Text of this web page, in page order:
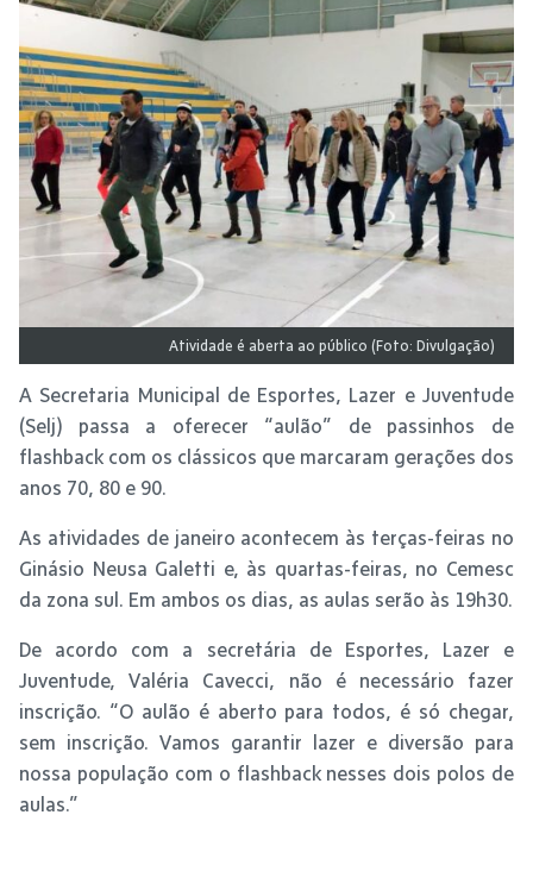
Atividade é aberta ao público (Foto: Divulgação)
A Secretaria Municipal de Esportes, Lazer e Juventude
(Selj) passa a oferecer “aulão” de passinhos de
flashback com os clássicos que marcaram gerações dos
anos 70, 80 e 90.
As atividades de janeiro acontecem às terças-feiras no
Ginásio Neusa Galetti e, às quartas-feiras, no Cemesc
da zona sul. Em ambos os dias, as aulas serão às 19h30.
De acordo com a secretária de Esportes, Lazer e
Juventude, Valéria Cavecci, não é necessário fazer
inscrição. “O aulão é aberto para todos, é só chegar,
sem inscrição. Vamos garantir lazer e diversão para
nossa população com o flashback nesses dois polos de
aulas.”